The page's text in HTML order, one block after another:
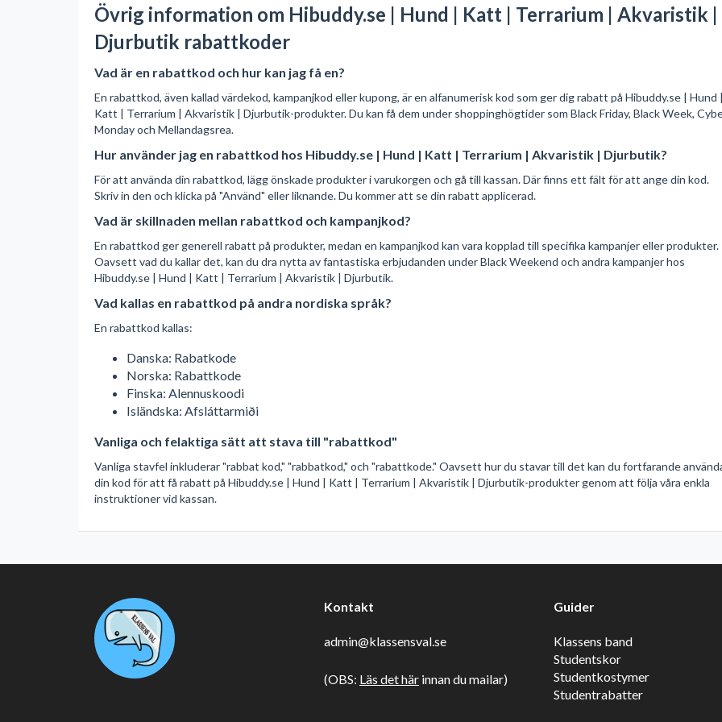
Övrig information om Hibuddy.se | Hund | Katt | Terrarium | Akvaristik |
Djurbutik rabattkoder
Vad är en rabattkod och hur kan jag få en?
En rabattkod, även kallad värdekod, kampanjkod eller kupong, är en alfanumerisk kod som ger dig rabatt på Hibuddy.se | Hund
Katt | Terrarium | Akvaristik | Djurbutik-produkter. Du kan få dem under shoppinghögtider som Black Friday, Black Week,
Monday och Mellandagsrea.
Hur använder jag en rabattkod hos Hibuddy.se | Hund | Katt | Terrarium | Akvaristik | Djurbutik?
För att använda din rabattkod, lägg önskade produkter i varukorgen och gå till kassan. Där finns ett fält för att ange din kod.
Skriv in den och klicka på "Använd" eller liknande. Du kommer att se din rabatt applicerad.
Vad är skillnaden mellan rabattkod och kampanjkod?
En rabattkod ger generell rabatt på produkter, medan en kampanjkod kan vara kopplad till specifika kampanjer eller produkter.
Oavsett vad du kallar det, kan du dra nytta av fantastiska erbjudanden under Black Weekend och andra kampanjer hos
Hibuddy.se | Hund | Katt | Terrarium | Akvaristik | Djurbutik.
Vad kallas en rabattkod på andra nordiska språk?
En rabattkod kallas:
Danska: Rabatkode
Norska: Rabattkode
Finska: Alennuskoodi
Isländska: Afsláttarmiði
Vanliga och felaktiga sätt att stava till "rabattkod"
Vanliga stavfel inkluderar "rabbat kod," "rabbatkod," och "rabattkode." Oavsett hur du stavar till det kan du fortfarande
din kod för att få rabatt på Hibuddy.se | Hund | Katt | Terrarium | Akvaristik | Djurbutik-produkter genom att följa våra enkla
instruktioner vid kassan.
Kontakt
admin@klassensval.se
(OBS: Läs det här innan du mailar)
Guider
Klassens band
Studentskor
Studentkostymer
Studentrabatter